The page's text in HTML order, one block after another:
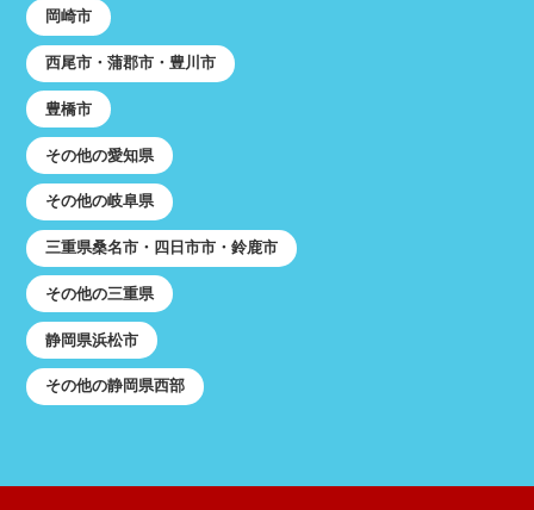
岡崎市
西尾市・蒲郡市・豊川市
豊橋市
その他の愛知県
その他の岐阜県
三重県桑名市・四日市市・鈴鹿市
その他の三重県
静岡県浜松市
その他の静岡県西部